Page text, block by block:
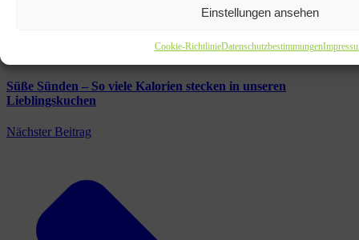
Einstellungen ansehen
Cookie-RichtlinieDatenschutzbestimmungen
Süße Sünden – So viele Kalorien stecken in unseren
Lieblingskuchen
Nächster Beitrag